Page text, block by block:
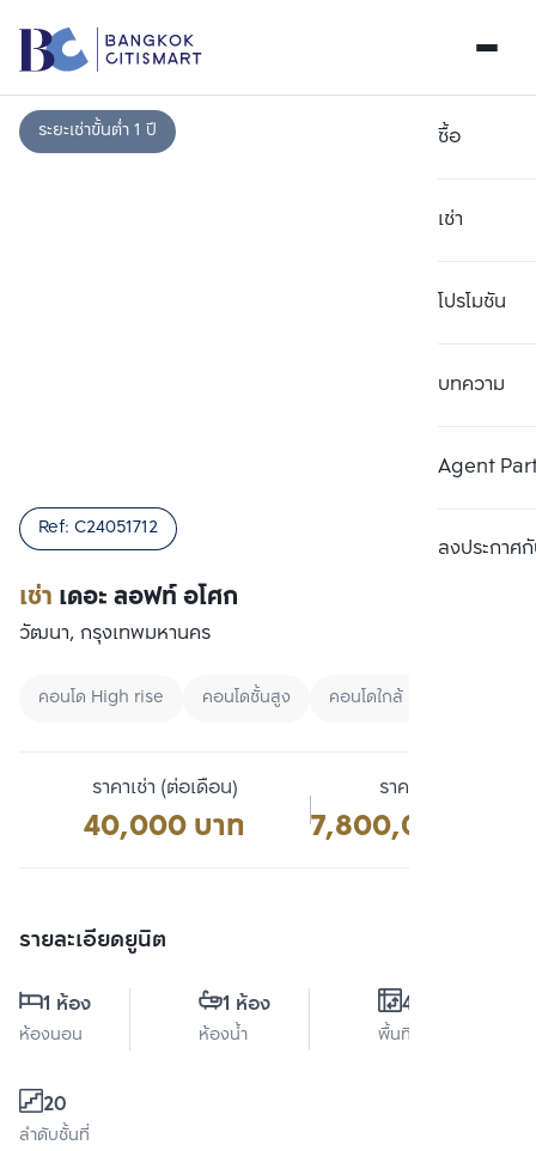
ซื้อ
เช่า
โปรโมชัน
บทความ
Agent
ลงประกาศกั
ระยะเช่าขั้นต่ำ 1 ปี
เช่า เดอะ ลอฟท์ อโศก
Ref: C24051712
วัฒนา, กรุงเทพมหานคร
คอนโด High rise คอนโดชั้นสูง คอนโดใกล้ BTS
ราคาขาย
7,800,000 บาท
ราคาเช่า (ต่อเดือน)
40,000 บาท
รายละเอียดยูนิต
1 ห้อง
ห้องนอน
1 ห้อง
ห้องน้ำ
49 ตร.ม.
พื้นที่ใช้สอย
20
ลำดับชั้นที่